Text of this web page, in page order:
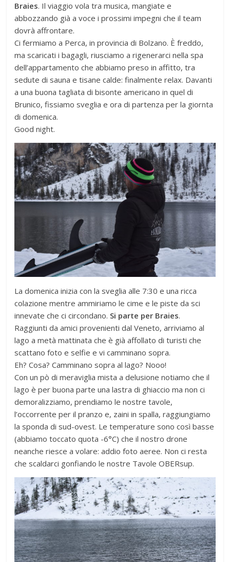
Braies. Il viaggio vola tra musica, mangiate e
abbozzando già a voce i prossimi impegni che il team
dovrà affrontare.
Ci fermiamo a Perca, in provincia di Bolzano. È freddo,
ma scaricati i bagagli, riusciamo a rigenerarci nella spa
dell’appartamento che abbiamo preso in affitto, tra
sedute di sauna e tisane calde: finalmente relax. Davanti
a una buona tagliata di bisonte americano in quel di
Brunico, fissiamo sveglia e ora di partenza per la giornta
di domenica.
Good night.
La domenica inizia con la sveglia alle 7:30 e una ricca
colazione mentre ammiriamo le cime e le piste da sci
innevate che ci circondano. Si parte per Braies.
Raggiunti da amici provenienti dal Veneto, arriviamo al
lago a metà mattinata che è già affollato di turisti che
scattano foto e selfie e vi camminano sopra.
Eh? Cosa? Camminano sopra al lago? Nooo!
Con un pò di meraviglia mista a delusione notiamo che il
lago è per buona parte una lastra di ghiaccio ma non ci
demoralizziamo, prendiamo le nostre tavole,
l’occorrente per il pranzo e, zaini in spalla, raggiungiamo
la sponda di sud-ovest. Le temperature sono così basse
(abbiamo toccato quota -6°C) che il nostro drone
neanche riesce a volare: addio foto aeree. Non ci resta
che scaldarci gonfiando le nostre Tavole OBERsup.